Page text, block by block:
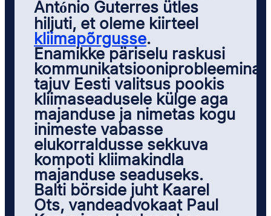
António Guterres ütles
hiljuti, et oleme kiirteel
kliimapõrgusse.
Enamikke päriselu raskusi
kommunikatsiooniprobleemina
tajuv Eesti valitsus pookis
kliimaseadusele külge aga
majanduse ja nimetas kogu
inimeste vabasse
elukorraldusse sekkuva
kompoti kliimakindla
majanduse seaduseks.
Balti börside juht Kaarel
Ots, vandeadvokaat Paul